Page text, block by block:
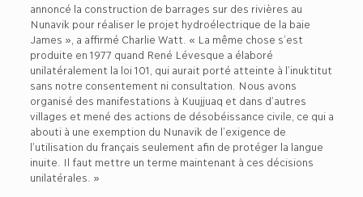
annoncé la construction de barrages sur des rivières au
Nunavik pour réaliser le projet hydroélectrique de la baie
James », a affirmé Charlie Watt. « La même chose s’est
produite en 1977 quand René Lévesque a élaboré
unilatéralement la loi 101, qui aurait porté atteinte à l’inuktitut
sans notre consentement ni consultation. Nous avons
organisé des manifestations à Kuujjuaq et dans d’autres
villages et mené des actions de désobéissance civile, ce qui a
abouti à une exemption du Nunavik de l’exigence de
l’utilisation du français seulement afin de protéger la langue
inuite. Il faut mettre un terme maintenant à ces décisions
unilatérales. »